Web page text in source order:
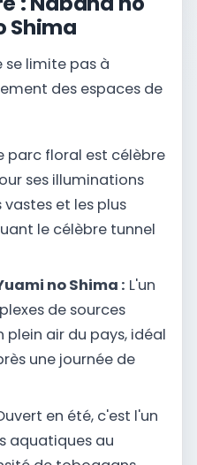
Shima
se limite pas à
des espaces de
parc floral est célèbre
ses illuminations
et les plus
le célèbre tunnel
no Shima : L'un
de sources
air du pays, idéal
une journée de
en été, c'est l'un
aquatiques au